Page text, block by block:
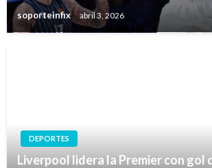
soporteinfix abril 3, 2026
DEPORTES
Liverpool lidera la Premier con gol